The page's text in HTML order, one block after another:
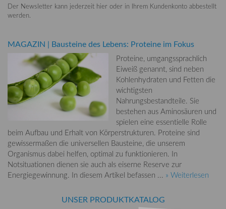
Der Newsletter kann jederzeit hier oder in Ihrem Kundenkonto abbestellt
werden.
MAGAZIN | Bausteine des Lebens: Proteine im Fokus
Proteine, umgangssprachlich
Eiweiß genannt, sind neben
Kohlenhydraten und Fetten die
wichtigsten
Nahrungsbestandteile. Sie
bestehen aus Aminosäuren und
spielen eine essentielle Rolle
beim Aufbau und Erhalt von Körperstrukturen. Proteine sind
gewissermaßen die universellen Bausteine, die unserem
Organismus dabei helfen, optimal zu funktionieren. In
Notsituationen dienen sie auch als eiserne Reserve zur
Energiegewinnung. In diesem Artikel befassen ... » Weiterlesen
UNSER PRODUKTKATALOG